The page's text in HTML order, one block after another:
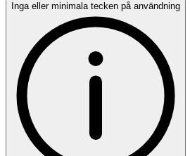
Inga eller minimala tecken på användning